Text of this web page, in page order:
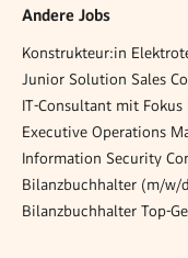
Andere Jobs
Konstrukteur:in
Junior Solution Sales
IT-Consultant mit
Information Security
Bilanzbuchhalter (m/w/
Bilanzbuchhalter Top-